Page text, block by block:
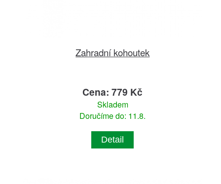
Zahradní kohoutek
Cena: 779 Kč
Skladem
Doručíme do: 11.8.
Detail